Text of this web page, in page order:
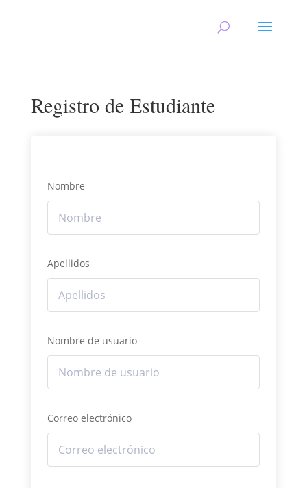
Registro de Estudiante
Nombre
Apellidos
Nombre de usuario
Correo electrónico